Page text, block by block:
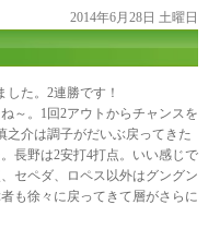
2014年6月28日 土曜日
た。2連勝です！
～。1回2アウトからチャンスを
之介は調子がだいぶ戻ってきた
長野は2安打4打点。いい感じで
セペダ、ロペス以外はグングン
も徐々に戻ってきて層がさらに